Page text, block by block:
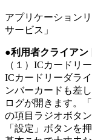
アプリケーション
サービス」
●利用者クライアン
（１）ICカードリ
ICカードリーダラ
ンバーカードも差
ログが開きます。
の項目ラジオボタ
「設定」ボタンを